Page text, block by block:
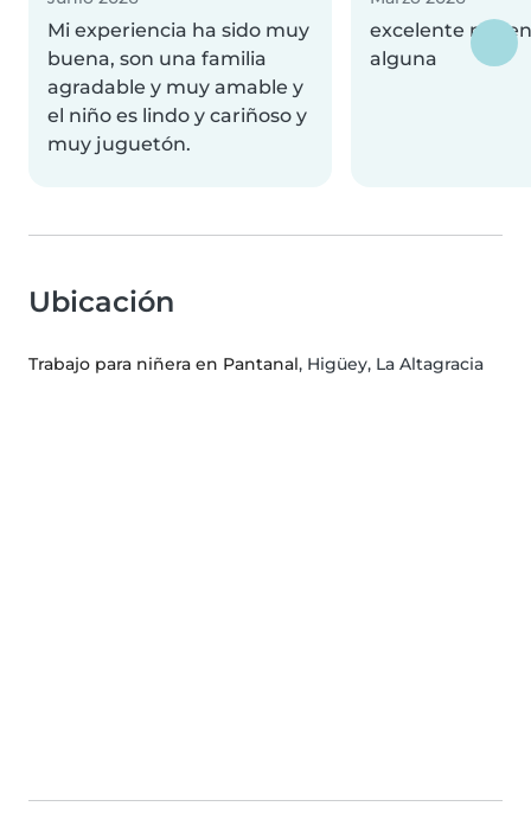
Mi experiencia ha sido muy
buena, son una familia
agradable y muy amable y
el niño es lindo y cariñoso y
muy juguetón.
excelente no
alguna
Ubicación
Trabajo para niñera en Pantanal, Higüey, La Altagracia